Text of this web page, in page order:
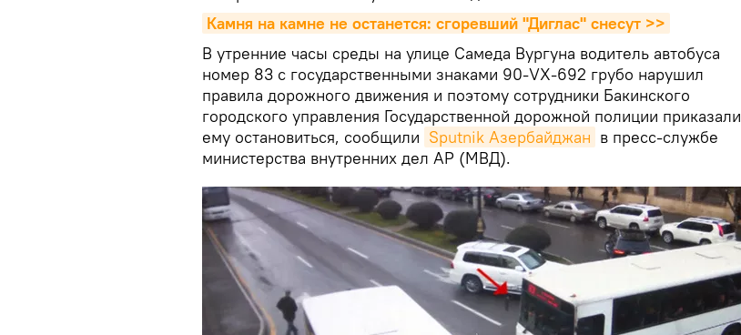
Камня на камне не останется: сгоревший "Диглас" снесут >>
В утренние часы среды на улице Самеда Вургуна водитель автобуса
номер 83 с государственными знаками 90-VX-692 грубо нарушил
правила дорожного движения и поэтому сотрудники Бакинского
городского управления Государственной дорожной полиции приказали
ему остановиться, сообщили Sputnik Азербайджан в пресс-службе
министерства внутренних дел АР (МВД).